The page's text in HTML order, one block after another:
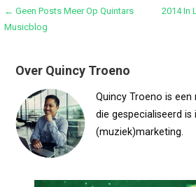
Bericht
← Geen Posts Meer Op Quintars
Musicblog
2014 In
Over Quincy Troeno
Quincy Troeno is
die gespecialiseerd is
(muziek)marketing.